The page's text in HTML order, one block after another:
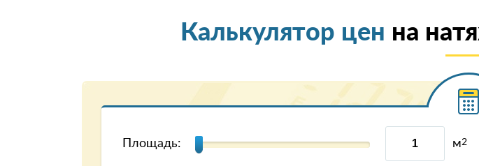
Калькулятор цен на
Площадь: м2